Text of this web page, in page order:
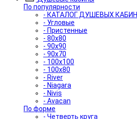
По популярности
- КАТАЛОГ ДУШЕВЫХ КАБИН
- Угловые
- Пристенные
- 80x80
- 90x90
- 90x70
- 100x100
- 100x80
- River
- Niagara
- Nivis
- Avacan
По форме
- Четверть круга